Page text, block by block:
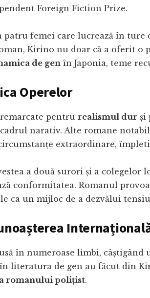
Foreign Fiction Prize.
patru femei care lucrează în
Kirino nu doar că a oferit o
de gen în Japonia, teme
Operelor
pentru realismul dur și
cadrul narativ. Alte romane
extraordinare,
a două surori și a colegelor
conformitatea. Romanul
ca un mijloc de a dezvălui
în numeroase limbi,
literatura de gen au făcut din
romanului polițist.